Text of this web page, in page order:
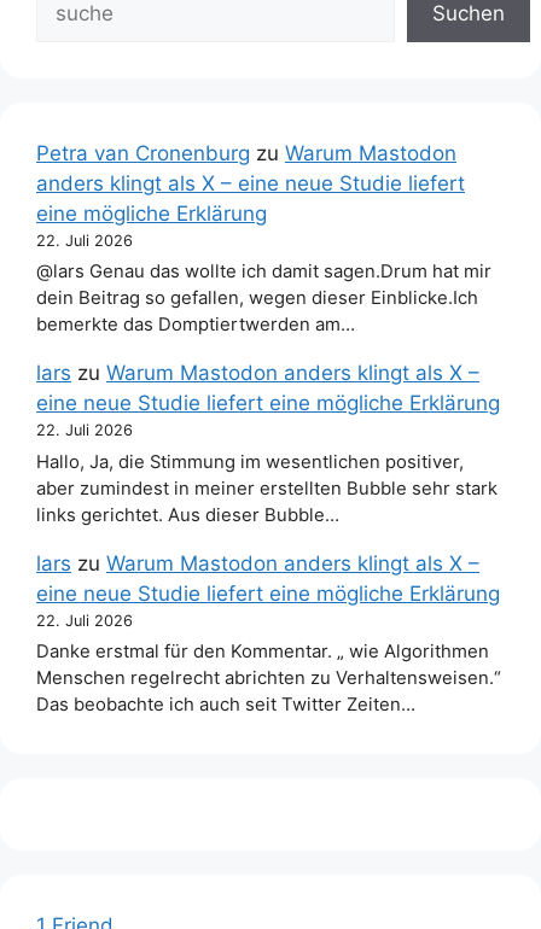
Suchen
Petra van Cronenburg zu Warum Mastodon
anders klingt als X – eine neue Studie liefert
eine mögliche Erklärung
22. Juli 2026
@lars Genau das wollte ich damit sagen.Drum hat mir
dein Beitrag so gefallen, wegen dieser Einblicke.Ich
bemerkte das Domptiertwerden am…
lars zu Warum Mastodon anders klingt als X –
eine neue Studie liefert eine mögliche Erklärung
22. Juli 2026
Hallo, Ja, die Stimmung im wesentlichen positiver,
aber zumindest in meiner erstellten Bubble sehr stark
links gerichtet. Aus dieser Bubble…
lars zu Warum Mastodon anders klingt als X –
eine neue Studie liefert eine mögliche Erklärung
22. Juli 2026
Danke erstmal für den Kommentar. „ wie Algorithmen
Menschen regelrecht abrichten zu Verhaltensweisen.“
Das beobachte ich auch seit Twitter Zeiten…